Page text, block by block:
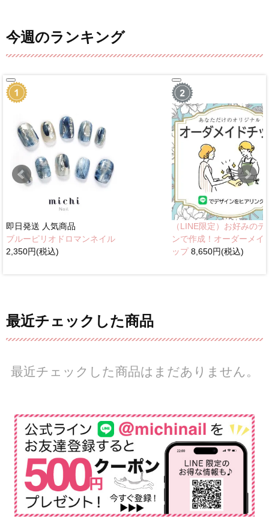
今週のランキング
即日発送 人気商品
ブルーピリオドロマンネイル
2,350円(税込)
（LINE限定）お好みのデ
ンで作成！オーダーメイ
ップ8,650円(税込)
最近チェックした商品
最近チェックした商品はまだありません。